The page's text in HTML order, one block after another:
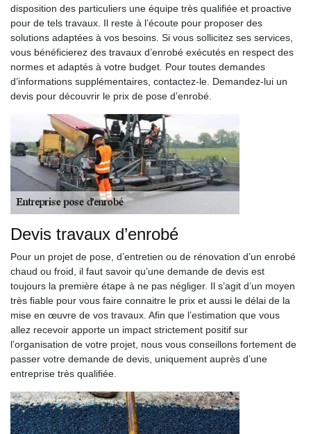
disposition des particuliers une équipe très qualifiée et proactive
pour de tels travaux. Il reste à l’écoute pour proposer des
solutions adaptées à vos besoins. Si vous sollicitez ses services,
vous bénéficierez des travaux d’enrobé exécutés en respect des
normes et adaptés à votre budget. Pour toutes demandes
d’informations supplémentaires, contactez-le. Demandez-lui un
devis pour découvrir le prix de pose d’enrobé.
Devis travaux d’enrobé
Pour un projet de pose, d’entretien ou de rénovation d’un enrobé
chaud ou froid, il faut savoir qu’une demande de devis est
toujours la première étape à ne pas négliger. Il s’agit d’un moyen
très fiable pour vous faire connaitre le prix et aussi le délai de la
mise en œuvre de vos travaux. Afin que l’estimation que vous
allez recevoir apporte un impact strictement positif sur
l’organisation de votre projet, nous vous conseillons fortement de
passer votre demande de devis, uniquement auprès d’une
entreprise très qualifiée.